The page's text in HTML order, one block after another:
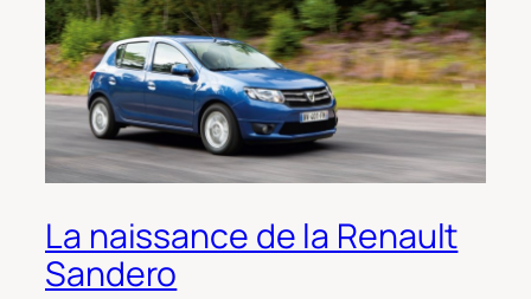
La naissance de la Renault
Sandero